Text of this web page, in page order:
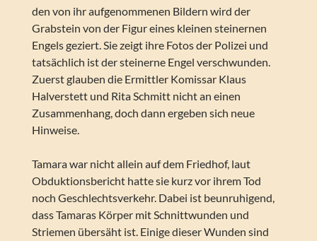
den von ihr aufgenommenen Bildern wird der
Grabstein von der Figur eines kleinen steinernen
Engels geziert. Sie zeigt ihre Fotos der Polizei und
tatsächlich ist der steinerne Engel verschwunden.
Zuerst glauben die Ermittler Komissar Klaus
Halverstett und Rita Schmitt nicht an einen
Zusammenhang, doch dann ergeben sich neue
Hinweise.
Tamara war nicht allein auf dem Friedhof, laut
Obduktionsbericht hatte sie kurz vor ihrem Tod
noch Geschlechtsverkehr. Dabei ist beunruhigend,
dass Tamaras Körper mit Schnittwunden und
Striemen übersäht ist. Einige dieser Wunden sind